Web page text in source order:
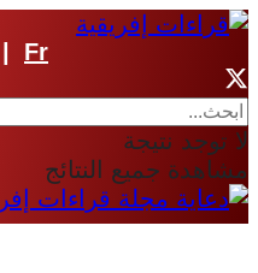
Fr
لا توجد نتيجة
مشاهدة جميع النتائج